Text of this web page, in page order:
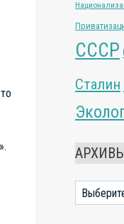
СССР
Сталин
Архивы